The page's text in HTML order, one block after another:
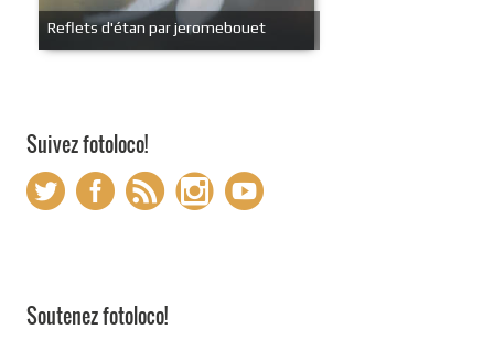
Reflets d'étan par jeromebouet
Suivez fotoloco!
Soutenez fotoloco!